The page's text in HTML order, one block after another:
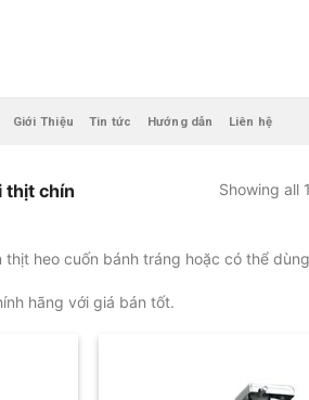
Giới Thiệu Tin tức Hướng dẫn Liên hệ
thịt chín Showing all
heo cuốn bánh tráng hoặc có thể
hãng với giá bán tốt.